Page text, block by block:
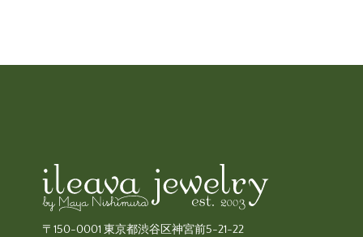
〒150-0001 東京都渋谷区神宮前5-21-22